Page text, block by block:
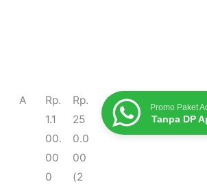
T
H
ar
ga
Bia
ya
Ma
sa
k
Promo Terbaru
A
Rp.
1.1
00.
00
0
Rp.
25
0.0
00
(2
Promo Paket
Tanpa DP